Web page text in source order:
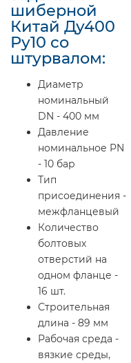
шиберной
Китай Ду400
Ру10 со
штурвалом:
Диаметр
номинальный
DN - 400 мм
Давление
номинальное PN
- 10 бар
Тип
присоединения -
межфланцевый
Количество
болтовых
отверстий на
одном фланце -
16 шт.
Строительная
длина - 89 мм
Рабочая среда -
вязкие среды,